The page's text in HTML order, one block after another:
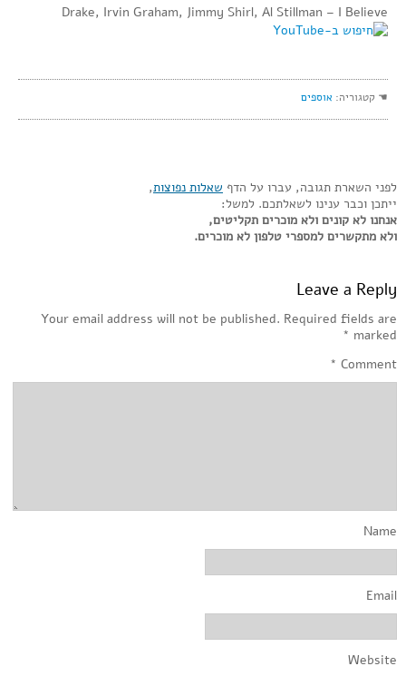
Drake, Irvin Graham, Jimmy Shirl, Al Stillman – I Believe
☚ קטגוריה: אוספים
לפני השארת תגובה, עברו על הדף שאלות נפוצות,
ייתכן וכבר ענינו לשאלתכם. למשל:
אנחנו לא קונים ולא מוכרים תקליטים,
ולא מתקשרים למספרי טלפון לא מוכרים.
Leave a Reply
Your email address will not be published. Required fields are
marked
*
Comment
*
Name
Email
Website